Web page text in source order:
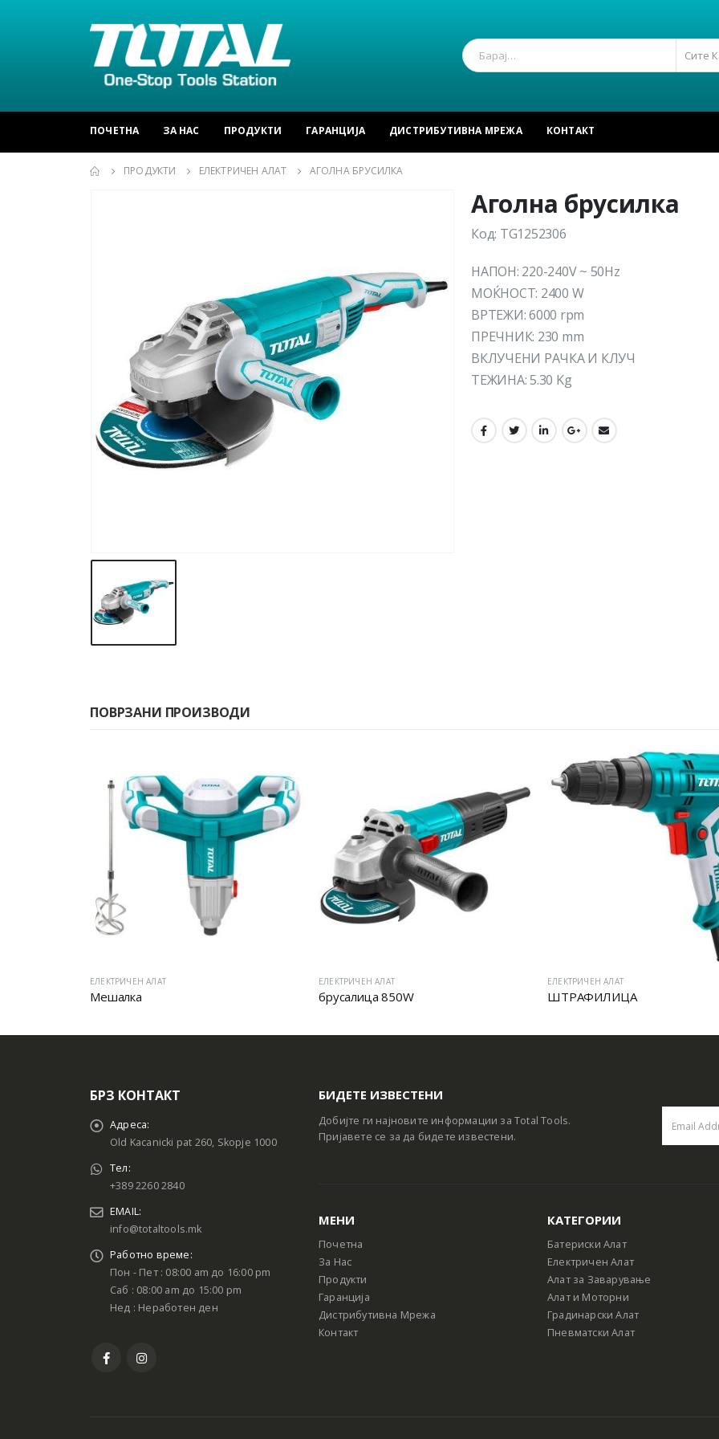
Сите
ПОЧЕТНА ЗА НАС ПРОДУКТИ ГАРАНЦИЈА ДИСТРИБУТИВНА МРЕЖА КОНТАКТ
ПРОДУКТИ ЕЛЕКТРИЧЕН АЛАТ АГОЛНА БРУСИЛКА
Аголна брусилка
Код: TG1252306
НАПОН: 220-240V ~ 50Hz
МОЌНОСТ: 2400 W
ВРТЕЖИ: 6000 rpm
ПРЕЧНИК: 230 mm
ВКЛУЧЕНИ РАЧКА И КЛУЧ
ТЕЖИНА: 5.30 Kg
ПОВРЗАНИ ПРОИЗВОДИ
ЕЛЕКТРИЧЕН АЛАТ
Мешалка
ЕЛЕКТРИЧЕН АЛАТ
брусалица 850W
ЕЛЕКТРИЧЕН АЛАТ
ШТРАФИЛИЦА
БРЗ КОНТАКТ
Адреса:
Old Kacanicki pat 260, Skopje 1000
Тел:
+389 2260 2840
EMAIL:
info@totaltools.mk
Работно време:
Пон - Пет : 08:00 am до 16:00 pm
Саб : 08:00 am до 15:00 pm
Нед : Неработен ден
БИДЕТЕ ИЗВЕСТЕНИ
Добијте ги најновите информации за Total Tools.
Пријавете се за да бидете известени.
МЕНИ
Почетна
За Нас
Продукти
Гаранција
Дистрибутивна Мрежа
Контакт
КАТЕГОРИИ
Батериски Алат
Електричен Алат
Алат за Заварување
Алат и Моторни
Градинарски Алат
Пневматски Алат